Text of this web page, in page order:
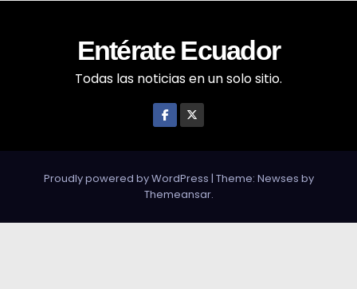
Entérate Ecuador
Todas las noticias en un solo sitio.
Proudly powered by WordPress | Theme: Newses by
Themeansar.